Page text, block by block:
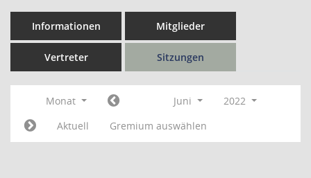
Informationen Mitglieder
Vertreter Sitzungen
Monat Juni
2022
Aktuell
Gremium auswählen